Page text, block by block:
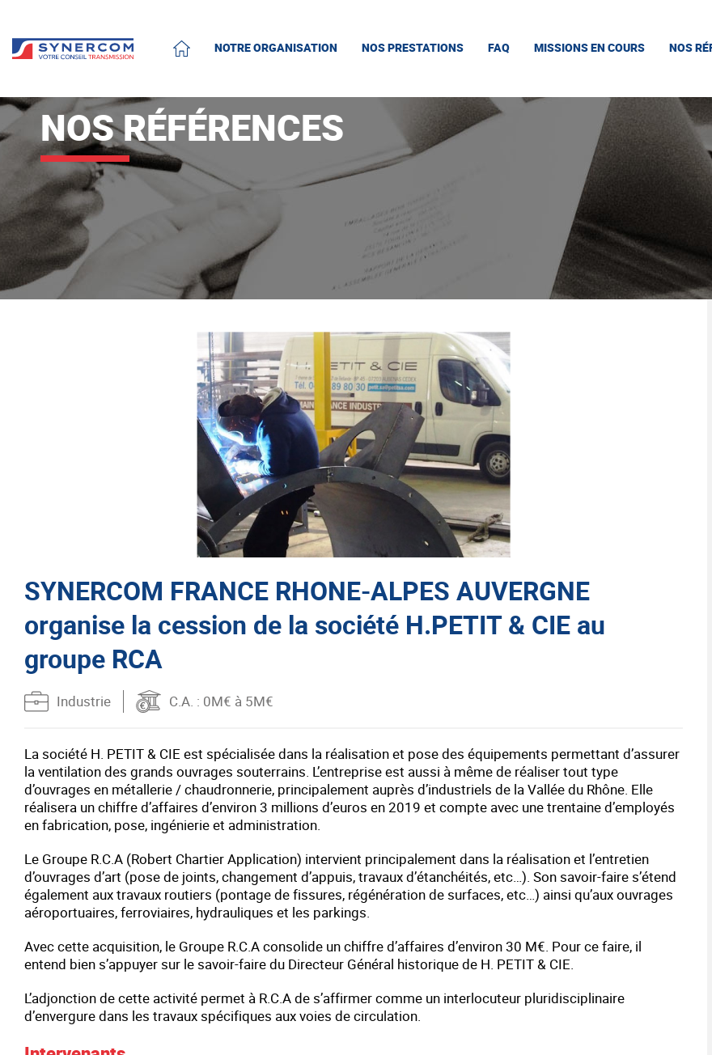
ACCUEIL
NOTRE ORGANISATION NOS PRESTATIONS FAQ MISSIONS EN COURS NOS
NOS RÉFÉRENCES
SYNERCOM FRANCE RHONE-ALPES AUVERGNE
organise la cession de la société H.PETIT & CIE au
groupe RCA
Industrie C.A. : 0M€ à 5M€
La société H. PETIT & CIE est spécialisée dans la réalisation et pose des équipements permettant d’assurer
la ventilation des grands ouvrages souterrains. L’entreprise est aussi à même de réaliser tout type
d’ouvrages en métallerie / chaudronnerie, principalement auprès d’industriels de la Vallée du Rhône. Elle
réalisera un chiffre d’affaires d’environ 3 millions d’euros en 2019 et compte avec une trentaine d’employés
en fabrication, pose, ingénierie et administration.
Le Groupe R.C.A (Robert Chartier Application) intervient principalement dans la réalisation et l’entretien
d’ouvrages d’art (pose de joints, changement d’appuis, travaux d’étanchéités, etc…). Son savoir-faire s’étend
également aux travaux routiers (pontage de fissures, régénération de surfaces, etc…) ainsi qu’aux ouvrages
aéroportuaires, ferroviaires, hydrauliques et les parkings.
Avec cette acquisition, le Groupe R.C.A consolide un chiffre d’affaires d’environ 30 M€. Pour ce faire, il
entend bien s’appuyer sur le savoir-faire du Directeur Général historique de H. PETIT & CIE.
L’adjonction de cette activité permet à R.C.A de s’affirmer comme un interlocuteur pluridisciplinaire
d’envergure dans les travaux spécifiques aux voies de circulation.